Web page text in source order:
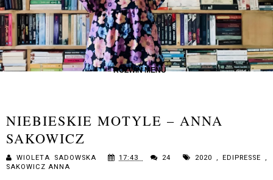
≡ ROZWIŃ MENU
NIEBIESKIE MOTYLE – ANNA
SAKOWICZ
WIOLETA SADOWSKA 17:43 24 2020 , EDIPRESSE ,
SAKOWICZ ANNA